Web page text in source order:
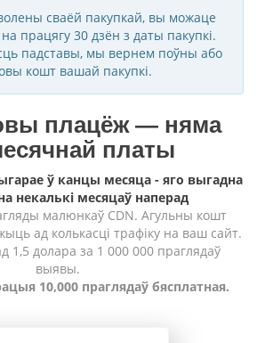
сваёй пакупкай, вы можаце
працягу 30 дзён з даты пакупкі.
падставы, мы вернем поўны або
кошт вашай пакупкі.
плацёж — няма
платы
ў канцы месяца - яго выгадна
некалькі месяцаў наперад
малюнкаў CDN. Агульны кошт
ад колькасці трафіку на ваш сайт.
1,5 долара за 1 000 000 праглядаў
выявы.
10,000 праглядаў бясплатная.